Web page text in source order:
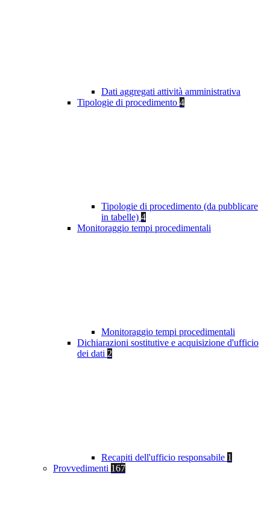
Dati aggregati attività amministrativa
Tipologie di procedimento 4
Tipologie di procedimento (da pubblicare
in tabelle) 4
Monitoraggio tempi procedimentali
Monitoraggio tempi procedimentali
Dichiarazioni sostitutive e acquisizione d'ufficio
dei dati 2
Recapiti dell'ufficio responsabile 1
Provvedimenti 167